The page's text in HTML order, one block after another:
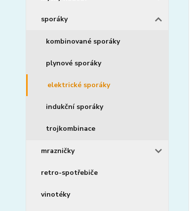
sporáky
kombinované sporáky
plynové sporáky
elektrické sporáky
indukční sporáky
trojkombinace
mrazničky
retro-spotřebiče
vinotéky